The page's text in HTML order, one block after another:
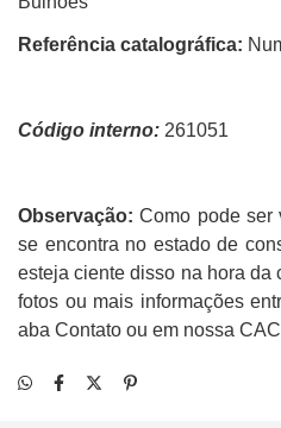
Referência catalográfica:
Código interno: 261051
Observação: Como pode ser
se encontra no estado de
esteja ciente disso na hora da
fotos ou mais informações
aba Contato ou em nossa